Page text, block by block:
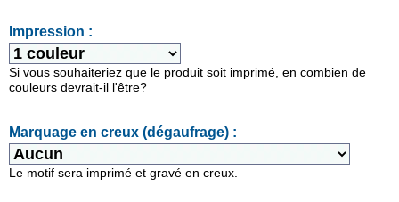
Impression :
Si vous souhaiteriez que le produit soit imprimé, en combien de
couleurs devrait-il l'être?
Marquage en creux (dégaufrage) :
Le motif sera imprimé et gravé en creux.